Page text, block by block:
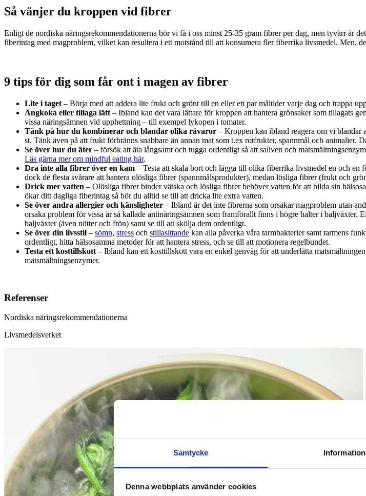
Samtycke Information
Denna webbplats använder cookies
Så vänjer du kroppen vid fibrer
Enligt de nordiska näringsrekommendationerna bör vi få i oss minst 25-35 gram fibrer per dag, men tyvärr är
fiberintag med magproblem, vilket kan resultera i ett motstånd till att konsumera fler fiberrika livsmedel. Men,
9 tips för dig som får ont i magen av fibrer
Lite i taget – Börja med att addera lite frukt och grönt till en eller ett par måltider varje dag och trappa
Ångkoka eller tillaga lätt – Ibland kan det vara lättare för kroppen att hantera grönsaker som tillagats
vissa näringsämnen vid upphettning – till exempel lykopen i tomater.
Tänk på hur du kombinerar och blandar olika råvaror – Kroppen kan ibland reagera om vi blandar
st. Tänk även på att frukt förbränns snabbare än annan mat som t.ex rotfrukter, spannmål och
Se över hur du äter – försök att äta långsamt och tugga ordentligt så att saliven och
Läs gärna mer om mindful eating här.
Dra inte alla fibrer över en kam – Testa att skala bort och lägga till olika fiberrika livsmedel en och
dock de flesta svårare att hantera olösliga fibrer (spannmålsprodukter), medan lösliga fibrer (frukt och
Drick mer vatten – Olösliga fibrer binder vätska och lösliga fibrer behöver vatten för att bilda sin
ökar ditt dagliga fiberintag så bör du alltid se till att dricka lite extra vatten.
Se över andra allergier och känsligheter – Ibland är det inte fibrerna som orsakar magproblem utan
orsaka problem för vissa är så kallade antinäringsämnen som framförallt finns i högre halter i
baljväxter (även nötter och frön) samt se till att skölja dem ordentligt.
Se över din livsstil – sömn, stress och stillasittande kan alla påverka våra tarmbakterier samt tarmens
ordentligt, hitta hälsosamma metoder för att hantera stress, och se till att motionera regelbundet.
Testa ett kosttillskott – Ibland kan ett kosttillskott vara en enkel genväg för att underlätta
matsmältningsenzymer.
Referenser
Nordiska näringsrekommendationerna
Livsmedelsverket